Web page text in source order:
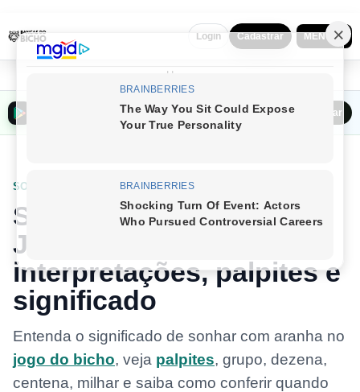
MENU ▼
Login Cadastrar
Home
Baixar o Bancas do Bicho na Play Store Baixar
SONHOS
Sonhar com aranha no
Jogo do Bicho:
interpretações, palpites e
significado
Entenda o significado de sonhar com aranha no
jogo do bicho, veja palpites, grupo, dezena,
centena, milhar e saiba como conferir quando